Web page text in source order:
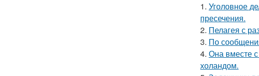
1. Уголовное
пресечения.
2. Пелагея с
3. По
4. Она вместе
холандом.